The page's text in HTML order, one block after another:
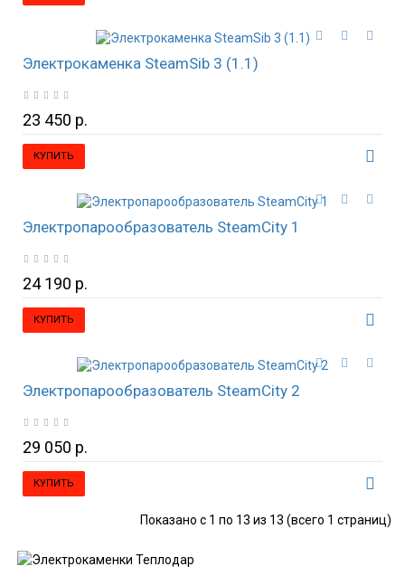
Электрокаменка SteamSib 3 (1.1)
23 450 р.
КУПИТЬ
Электропарообразователь SteamCity 1
24 190 р.
КУПИТЬ
Электропарообразователь SteamCity 2
29 050 р.
КУПИТЬ
Показано с 1 по 13 из 13 (всего 1 страниц)